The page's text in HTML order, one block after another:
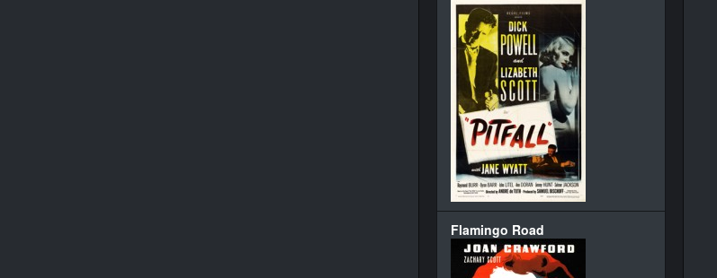
Flamingo Road